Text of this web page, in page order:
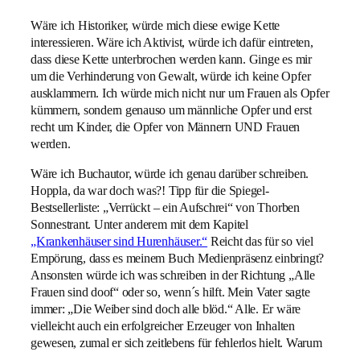
Wäre ich Historiker, würde mich diese ewige Kette
interessieren. Wäre ich Aktivist, würde ich dafür eintreten,
dass diese Kette unterbrochen werden kann. Ginge es mir
um die Verhinderung von Gewalt, würde ich keine Opfer
ausklammern. Ich würde mich nicht nur um Frauen als Opfer
kümmern, sondern genauso um männliche Opfer und erst
recht um Kinder, die Opfer von Männern UND Frauen
werden.
Wäre ich Buchautor, würde ich genau darüber schreiben.
Hoppla, da war doch was?! Tipp für die Spiegel-
Bestsellerliste: „Verrückt – ein Aufschrei“ von Thorben
Sonnestrant. Unter anderem mit dem Kapitel
„Krankenhäuser sind Hurenhäuser.“ Reicht das für so viel
Empörung, dass es meinem Buch Medienpräsenz einbringt?
Ansonsten würde ich was schreiben in der Richtung „Alle
Frauen sind doof“ oder so, wenn´s hilft. Mein Vater sagte
immer: „Die Weiber sind doch alle blöd.“ Alle. Er wäre
vielleicht auch ein erfolgreicher Erzeuger von Inhalten
gewesen, zumal er sich zeitlebens für fehlerlos hielt. Warum